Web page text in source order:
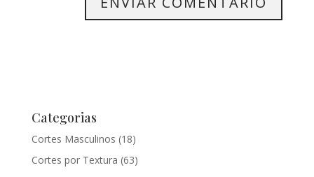
Categorias
Cortes Masculinos (18)
Cortes por Textura (63)